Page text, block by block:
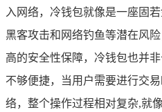
入网络，冷钱包就像是一座固
黑客攻击和网络钓鱼等潜在风
高的安全性保障，冷钱包也并
不够便捷，当用户需要进行交
络，整个操作过程相对复杂,就